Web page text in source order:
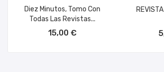
Diez Minutos, Tomo Con
Todas Las Revistas...
15,00 €